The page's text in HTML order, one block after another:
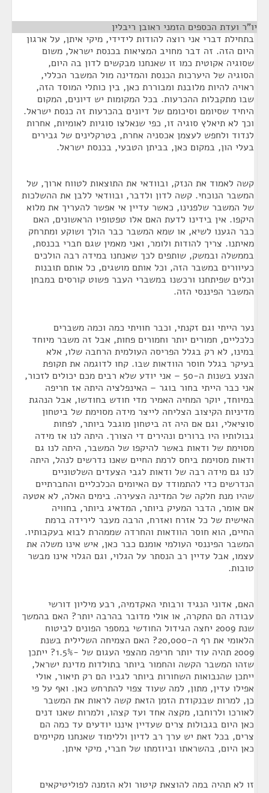
יו"ר ועדת הכספים הזמני ראובן ריבלין
בתחילת דברי אני רוצה להודות לידידי, מיקי איתן, על ארגון
היום הזה. זה דבר מחויב המציאות בכנסת ישראל, משום
שסוגיה אקוטית כמו זו שאנחנו מבקשים לדון בה היום,
הסוגיה של היערכות הכנסת והמדינה מול המשבר הכללי,
ראויה להיות מלובנת ומבוררת כאן, בין כותלי המוסד הזה,
שבו מתקבלות ההכרעות. בכל המקומות יש דיונים, המקום
היחיד שסיומם וסיכומם של דיונים בהכרעות זה כנסת ישראל.
וכך לא תיאלץ סוגיה זו, כפי שנאלצו סוגיות לאומיות, אחרות
לנדוד ולחפש לעצמן אכסניה אחרת, בטרקלינים של גבירים
בעלי הון, במקום כאן, בביתן הטבעי, בכנסת ישראל.
קשה לאמוד את הנזק, ובוודאי את התוצאות לטווח ארוך, של
המשבר הנוכחי. קשה לדון ולדבר, ובוודאי ללבן את ההשלכות
של המשבר שלפנינו, כאשר עדיין אי אפשר להעריך את מלוא
היקפו. אין בידינו לדעת האם אלו טפטופיו הראשונים, האם
כבר הגענו לשיא, או שמא המשבר כבר הולך ושוקע ומתרחק
מאיתנו. צריך להודות ולומר, ואני מאמין שגם חברי בכנסת,
בממשלה ובמשק, שותפים לכך שאנחנו במידה רבה הולכים
כעיוורים במשבר הזה, וכל אותם מושגים, כל אותם תובנות
וכלים שפיתחנו ורכשנו במשברי העבר פשוט קורסים במבחן
המשבר הפיננסי הזה.
נער הייתי וגם זקנתי, וכבר חוויתי כמה וכמה משברים
כלכליים, חמורים יותר וחמורים פחות, אבל זה משבר מיוחד
במינו, לא רק בגלל הפריסה העולמית הרחבה שלו, אלא
בעיקר בגלל חוסר הוודאות שבו. קחו לדוגמה את תקופת
הצנע בשנות ה-50 – אני יודע שלא רבים מכם יכולים לזכור,
אני כבר הייתי בחור בוגר – האינפלציה היתה אז חריפה
במיוחד, יוקר המחיה האמיר מדי חודש בחודשו, אבל הנהגת
מדיניות הקיצוב הצליחה לייצר מידה מסוימת של ביטחון
סוציאלי, וגם אם היה זה ביטחון מוגבל ביותר, לפחות
גבולותיו היו ברורים ונהירים די הצורך. היתה לנו אז מידה
מסוימת של ודאות באשר להיקפו של המשבר, היתה לנו גם
ודאות מסוימת ביחס לרמת החיים שאנו נדרשים לנהל, היתה
לנו גם מידה רבה של ודאות לגבי הצעדים השלטוניים
הנדרשים כדי להתמודד עם האיומים הכלכליים והחברתיים
שהיו מנת חלקה של המדינה הצעירה. בימים האלה, לא אטעה
אם אומר, הדבר המעיק ביותר, המדאיג ביותר, בחוויה
האישית של כל אזרח ואזרח, הרבה מעבר לירידה ברמת
החיים, הוא חוסר הוודאות והחרדה שממהרת לבוא בעקבותיו.
המשבר הפיננסי העולמי אומנם כבר כאן, איש אינו משלה את
עצמו, אבל עדיין רב הנסתר על הגלוי, וגם הגלוי אינו מבשר
טובות.
האם, אדוני הנגיד ורבותי האקדמיה, רבע מיליון דורשי
עבודה הם התקרה, או אולי מדובר בהרבה יותר? האם בהמשך
שנת 2009 יחצה הגידול החודשי במספר הפונים לביטוח
הלאומי את רף ה-20,000? האם הצמיחה השלילית בשנת
2009 תהיה עוד יותר חריפה מהצפי העגום של -1.5%? ייתכן
שזהו המשבר הקשה והחמור ביותר בתולדות מדינת ישראל,
ייתכן שהנבואות השחורות ביותר לגביו הם רק תיאור, אולי
אפילו עדין, מתון, למה שעוד צפוי להתרחש כאן. ואף על פי
כן, למרות שבנקודת הזמן הזאת קשה לראות את המשבר
לאורכו ולרוחבו, מקצה אחד ועד קצהו, ולמרות שאנו דנים
כאן היום בגבולות צרים שעדיין איננו יודעים עד כמה הם
צרים, בכל זאת יש ערך רב לדיון וללימוד שאנחנו מקיימים
כאן היום, בהשראתו וביוזמתו של חברי, מיקי איתן.
זו לא תהיה במה להוצאת קיטור ולא הזמנה לפוליטיקאים